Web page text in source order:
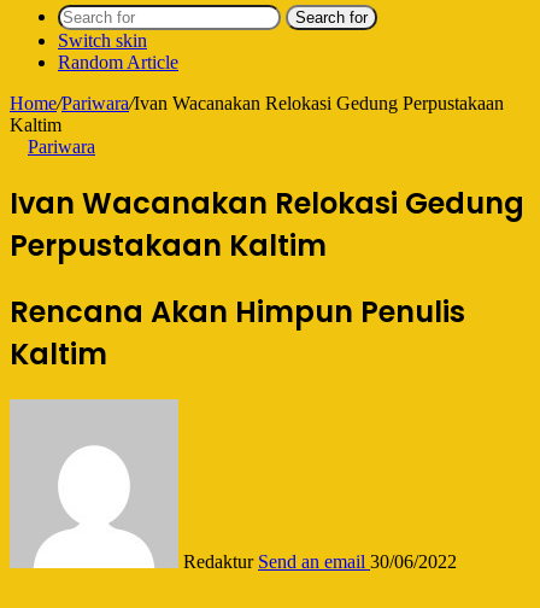
Search for
Switch skin
Random Article
Home/Pariwara/Ivan Wacanakan Relokasi Gedung Perpustakaan
Kaltim
Pariwara
Ivan Wacanakan Relokasi Gedung
Perpustakaan Kaltim
Rencana Akan Himpun Penulis
Kaltim
Redaktur Send an email 30/06/2022